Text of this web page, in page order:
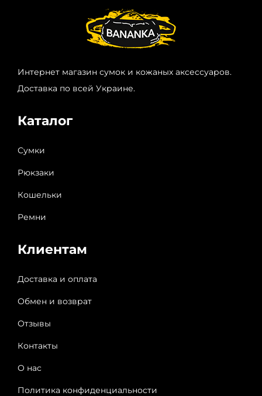
Интернет магазин сумок и кожаных аксессуаров.
Доставка по всей Украине.
Каталог
Сумки
Рюкзаки
Кошельки
Ремни
Клиентам
Доставка и оплата
Обмен и возврат
Отзывы
Контакты
О нас
Политика конфиденциальности